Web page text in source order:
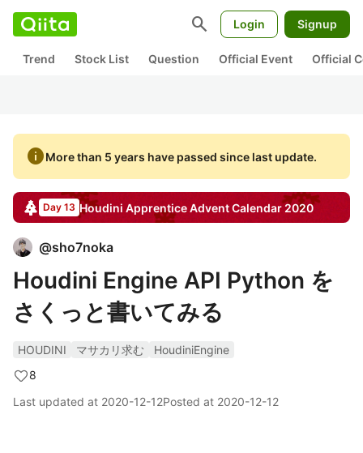
search Login Signup
Trend Stock List Question Official Event Official
infoMore than 5 years have passed since last update.
Day 13 Houdini ApprenticeAdvent Calendar2020
@sho7noka
Houdini Engine API Python を
さくっと書いてみる
HOUDINI マサカリ求む
HoudiniEngine
8
Last updated at 2020-12-12Posted at 2020-12-12